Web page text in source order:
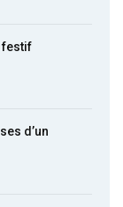
festif
d’un